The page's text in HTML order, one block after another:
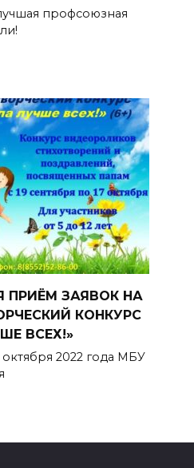
профсоюзная
ПРИЁМ ЗАЯВОК НА
КОНКУРС
ВСЕХ!»
октября 2022 года МБУ